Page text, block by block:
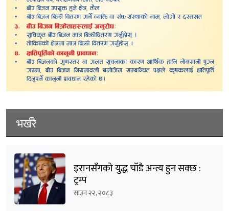
भर्खरै
इरानसँगको युद्ध चाँडै अन्त्य हुन सक्छ :
ट्रम्प
साउन २२, २०८३